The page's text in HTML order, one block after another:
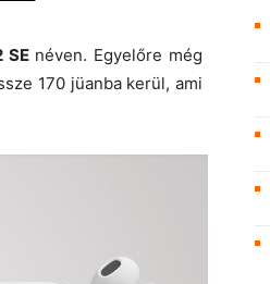
SEnéven. Egyelőre még
170 jüanba kerül, ami